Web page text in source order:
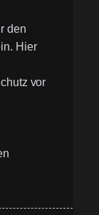
den
Hier
vor